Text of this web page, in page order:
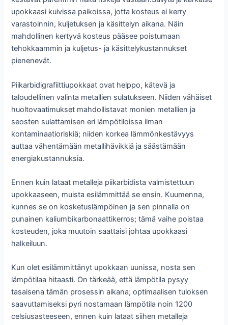
upokkaasi kuivissa paikoissa, jotta kosteus ei kerry
varastoinnin, kuljetuksen ja käsittelyn aikana. Näin
mahdollinen kertyvä kosteus pääsee poistumaan
tehokkaammin ja kuljetus- ja käsittelykustannukset
pienenevät.
Piikarbidigrafiittiupokkaat ovat helppo, kätevä ja
taloudellinen valinta metallien sulatukseen. Niiden vähäiset
huoltovaatimukset mahdollistavat monien metallien ja
seosten sulattamisen eri lämpötiloissa ilman
kontaminaatioriskiä; niiden korkea lämmönkestävyys
auttaa vähentämään metallihävikkiä ja säästämään
energiakustannuksia.
Ennen kuin lataat metalleja piikarbidista valmistettuun
upokkaaseen, muista esilämmittää se ensin. Kuumenna,
kunnes se on kosketuslämpöinen ja sen pinnalla on
punainen kaliumbikarbonaattikerros; tämä vaihe poistaa
kosteuden, joka muutoin saattaisi johtaa upokkaasi
halkeiluun.
Kun olet esilämmittänyt upokkaan uunissa, nosta sen
lämpötilaa hitaasti. On tärkeää, että lämpötila pysyy
tasaisena tämän prosessin aikana; optimaalisen tuloksen
saavuttamiseksi pyri nostamaan lämpötila noin 1200
celsiusasteeseen, ennen kuin lataat siihen metalleja